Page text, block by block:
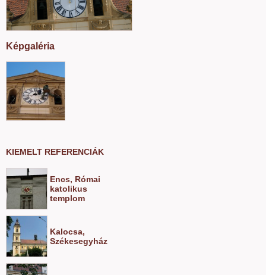
Képgaléria
KIEMELT REFERENCIÁK
Encs, Római
katolikus
templom
Kalocsa,
Székesegyház